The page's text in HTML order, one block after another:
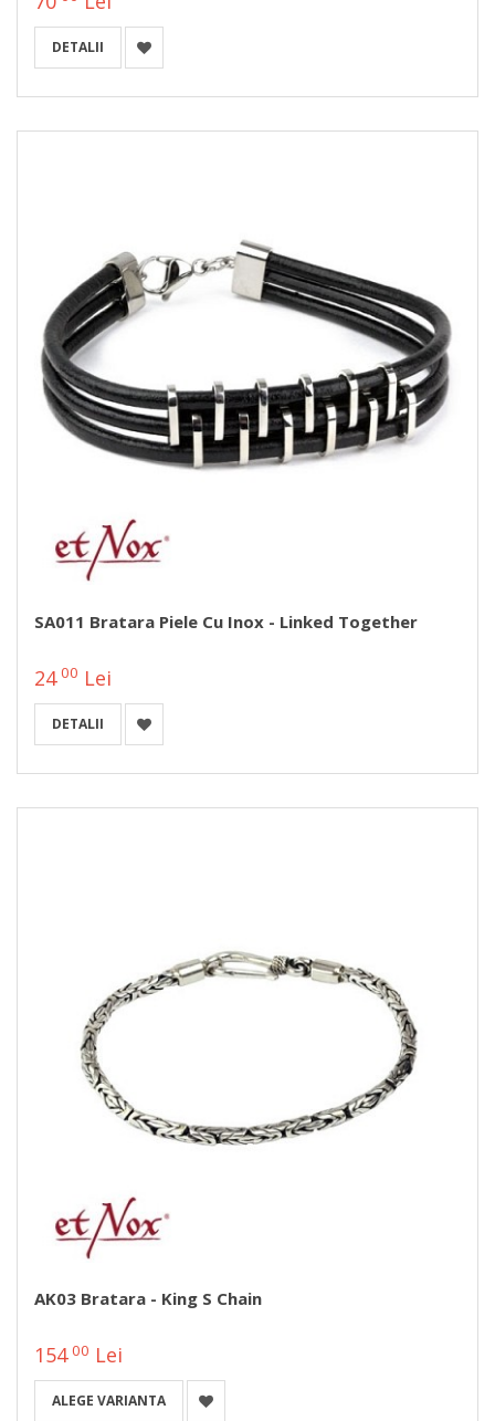
DETALII
SA011 Bratara Piele Cu Inox - Linked Together
24 00 Lei
DETALII
AK03 Bratara - King S Chain
154 00 Lei
ALEGE VARIANTA